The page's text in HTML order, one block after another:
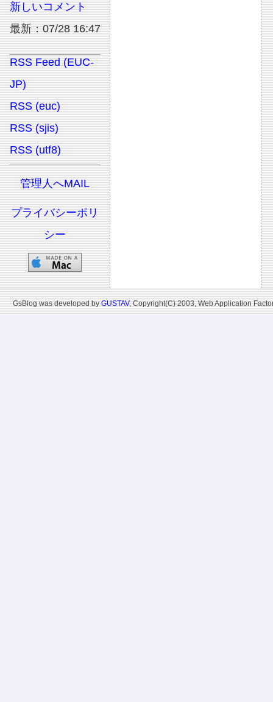
新しいコメント
最新：07/28 16:47
RSS Feed (EUC-
JP)
RSS (euc)
RSS (sjis)
RSS (utf8)
管理人へMAIL
プライバシーポリ
シー
GsBlog was developed byGUSTAV, Copyright(C) 2003, Web Application